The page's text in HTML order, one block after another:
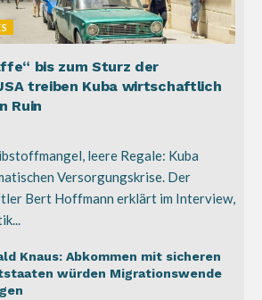
bis zum Sturz der
treiben Kuba wirtschaftlich
Ruin
leere Regale: Kuba
Versorgungskrise. Der
Bert Hoffmann erklärt im Interview,
Knaus: Abkommen mit sicheren
würden Migrationswende